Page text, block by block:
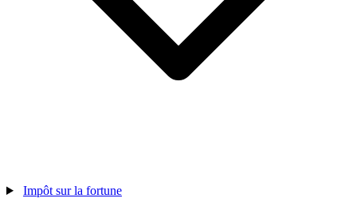
Impôt sur la fortune